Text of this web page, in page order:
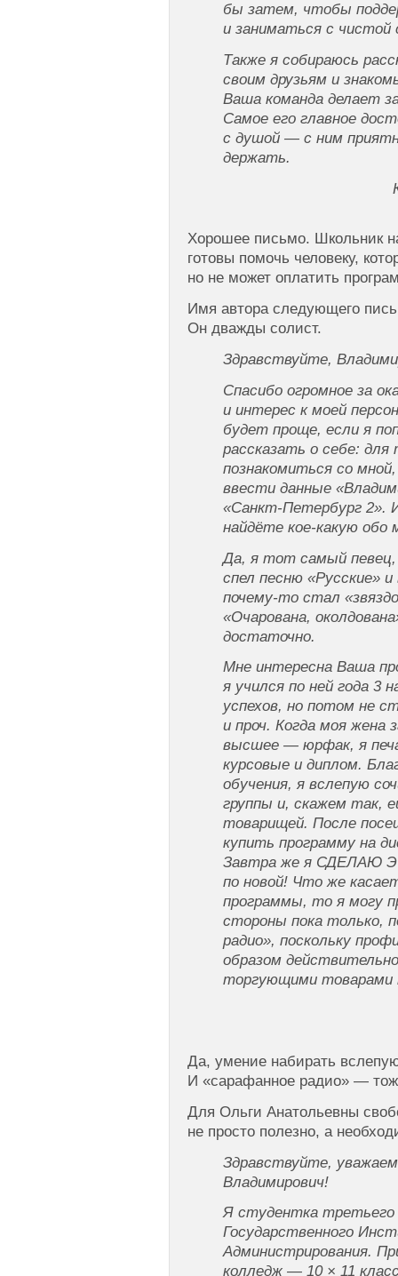
бы затем, чтобы
и заниматься с чистой
Также я собираюсь
своим друзьям и
Ваша команда делает
Самое его главное
с душой — с ним
держать.
Хорошее письмо. Школьник
готовы помочь человеку,
но не может оплатить
Имя автора следующего
Он дважды солист.
Здравствуйте,
Спасибо огромное за
и интерес к моей
будет проще, если я
рассказать о себе:
познакомиться со
ввести данные
«Санкт-Петербург 2».
найдёте кое-какую
Да, я тот самый
спел песню «Русские»
почему-то стал
«Очарована,
достаточно.
Мне интересна Ваша
я учился по ней года 3
успехов, но потом не
и проч. Когда моя жена
высшее — юрфак, я
курсовые и диплом.
обучения, я вслепую
группы и, скажем так,
товарищей. После
купить программу на
Завтра же я СДЕЛАЮ
по новой! Что же
программы, то я могу
стороны пока только,
радио», поскольку
образом
торгующими
Да, умение набирать
И «сарафанное радио» —
Для Ольги Анатольевны
не просто полезно, а
Здравствуйте,
Владимирович!
Я студентка третьего
Государственного
Администрирования.
колледж — 10 × 11